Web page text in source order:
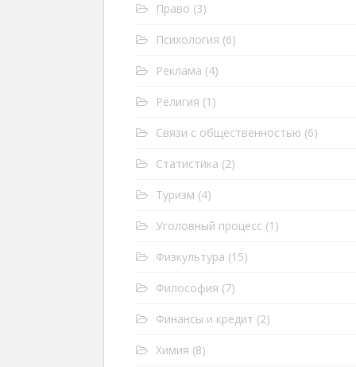
Право (3)
Психология (6)
Реклама (4)
Религия (1)
Связи с общественностью (6)
Статистика (2)
Туризм (4)
Уголовный процесс (1)
Физкультура (15)
Философия (7)
Финансы и кредит (2)
Химия (8)